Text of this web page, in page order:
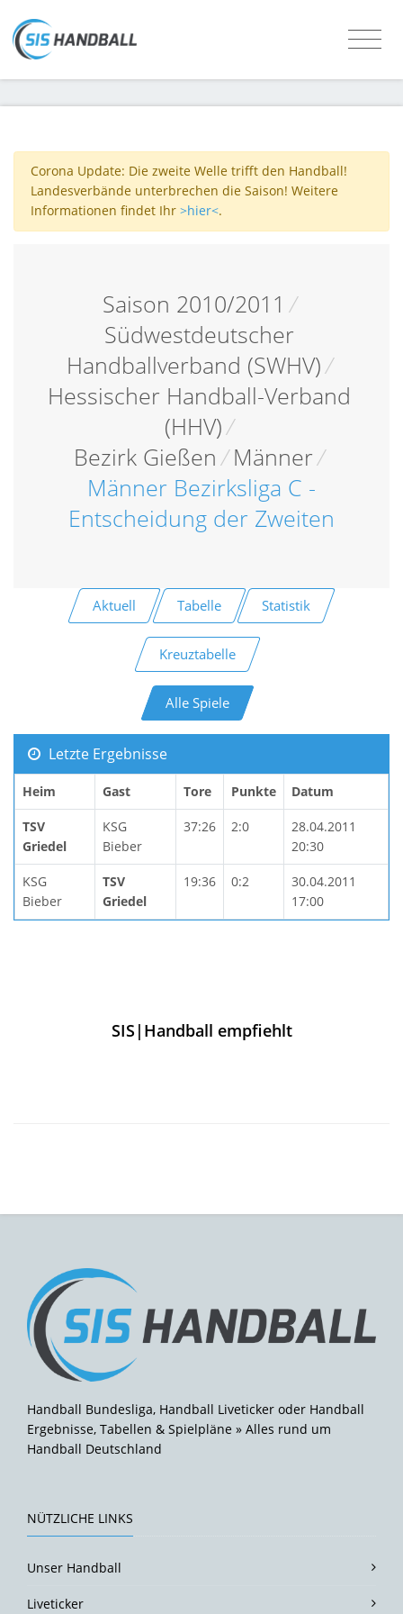
Corona Update: Die zweite Welle trifft den Handball!
Landesverbände unterbrechen die Saison! Weitere
Informationen findet Ihr >hier<.
Saison 2010/2011 /
Südwestdeutscher
Handballverband (SWHV)/
Hessischer Handball-Verband
(HHV)/
Bezirk Gießen / Männer/
Männer Bezirksliga C -
Entscheidung der Zweiten
Aktuell Tabelle Statistik
Kreuztabelle
Alle Spiele
Letzte Ergebnisse
Heim Gast Tore Punkte Datum
TSV
Griedel
KSG
Bieber
37:26 2:0
28.04.2011
20:30
KSG
Bieber
TSV
Griedel
19:36 0:2
30.04.2011
17:00
SIS|Handball empfiehlt
Handball Bundesliga, Handball Liveticker oder Handball
Ergebnisse, Tabellen & Spielpläne » Alles rund um
Handball Deutschland
NÜTZLICHE LINKS
Unser Handball
Liveticker